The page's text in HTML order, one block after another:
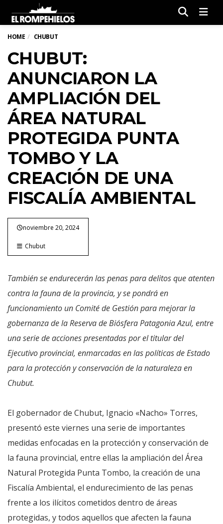
HOME CHUBUT
CHUBUT:
ANUNCIARON LA
AMPLIACIÓN DEL
ÁREA NATURAL
PROTEGIDA PUNTA
TOMBO Y LA
CREACIÓN DE UNA
FISCALÍA AMBIENTAL
noviembre 20, 2024
Chubut
También se endurecerán las penas para delitos que atenten
contra la fauna de la provincia, y se pondrá en
funcionamiento un Comité de Gestión para mejorar la
gobernanza de la Reserva de Biósfera Patagonia Azul, entre
una serie de acciones presentadas por el titular del
Ejecutivo provincial, enmarcadas en las políticas de Estado
para la protección y conservación de la naturaleza en
Chubut.
El gobernador de Chubut, Ignacio «Nacho» Torres,
presentó este viernes una serie de importantes
medidas enfocadas en la protección y conservación de
la fauna provincial, entre ellas la ampliación del Área
Natural Protegida Punta Tombo, la creación de una
Fiscalía Ambiental, el endurecimiento de las penas
frente a los ilícitos cometidos dentro de áreas
protegidas, y todos aquellos que afecten la fauna